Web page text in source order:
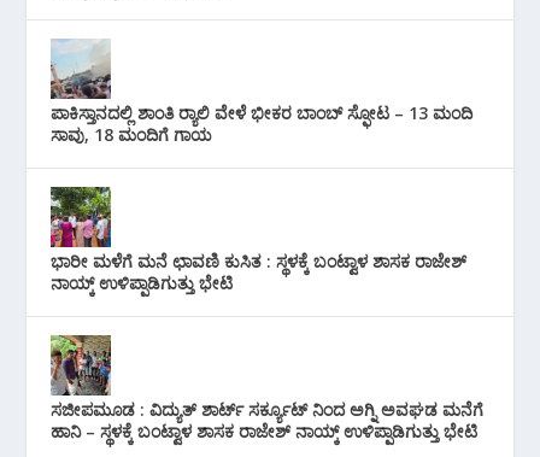
ಪಾಕಿಸ್ತಾನದಲ್ಲಿ ಶಾಂತಿ ರ‍್ಯಾಲಿ ವೇಳೆ ಭೀಕರ ಬಾಂಬ್ ಸ್ಫೋಟ – 13 ಮಂದಿ
ಸಾವು, 18 ಮಂದಿಗೆ ಗಾಯ
ಭಾರೀ ಮಳೆಗೆ ಮನೆ ಛಾವಣಿ ಕುಸಿತ : ಸ್ಥಳಕ್ಕೆ ಬಂಟ್ವಾಳ ಶಾಸಕ ರಾಜೇಶ್
ನಾಯ್ಕ್ ಉಳಿಪ್ಪಾಡಿಗುತ್ತು ಭೇಟಿ
ಸಜೀಪಮೂಡ : ವಿದ್ಯುತ್ ಶಾರ್ಟ್ ಸರ್ಕ್ಯೂಟ್‌ ನಿಂದ ಅಗ್ನಿ ಅವಘಡ ಮನೆಗೆ
ಹಾನಿ – ಸ್ಥಳಕ್ಕೆ ಬಂಟ್ವಾಳ ಶಾಸಕ ರಾಜೇಶ್ ನಾಯ್ಕ್ ಉಳಿಪ್ಪಾಡಿಗುತ್ತು ಭೇಟಿ